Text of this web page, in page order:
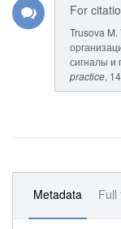
For
Trusova
сигналы и
practice,
Metadata Full